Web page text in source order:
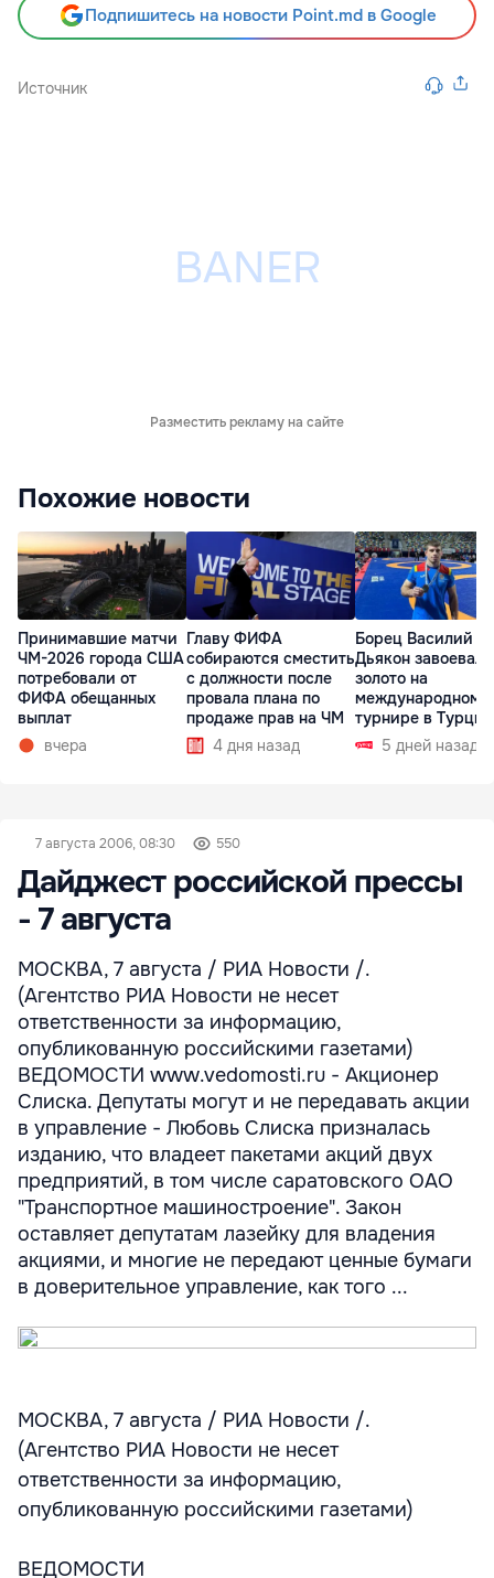
Подпишитесь на новости Point.md в Google
Источник
Разместить рекламу на сайте
Похожие новости
Принимавшие матчи
ЧМ-2026 города США
потребовали от
ФИФА обещанных
выплат
вчера
Главу ФИФА
собираются сместить
с должности после
провала плана по
продаже прав на ЧМ
4 дня назад
Борец Василий
Дьякон завоевал
золото на
международном
турнире в Турции
5 дней назад
7 августа 2006, 08:30 550
Дайджест российской прессы
- 7 августа
МОСКВА, 7 августа / РИА Новости /.
(Агентство РИА Новости не несет
ответственности за информацию,
опубликованную российскими газетами)
ВЕДОМОСТИ www.vedomosti.ru - Акционер
Слиска. Депутаты могут и не передавать акции
в управление - Любовь Слиска призналась
изданию, что владеет пакетами акций двух
предприятий, в том числе саратовского ОАО
"Транспортное машиностроение". Закон
оставляет депутатам лазейку для владения
акциями, и многие не передают ценные бумаги
в доверительное управление, как того ...
МОСКВА, 7 августа / РИА Новости /.
(Агентство РИА Новости не несет
ответственности за информацию,
опубликованную российскими газетами)
ВЕДОМОСТИ